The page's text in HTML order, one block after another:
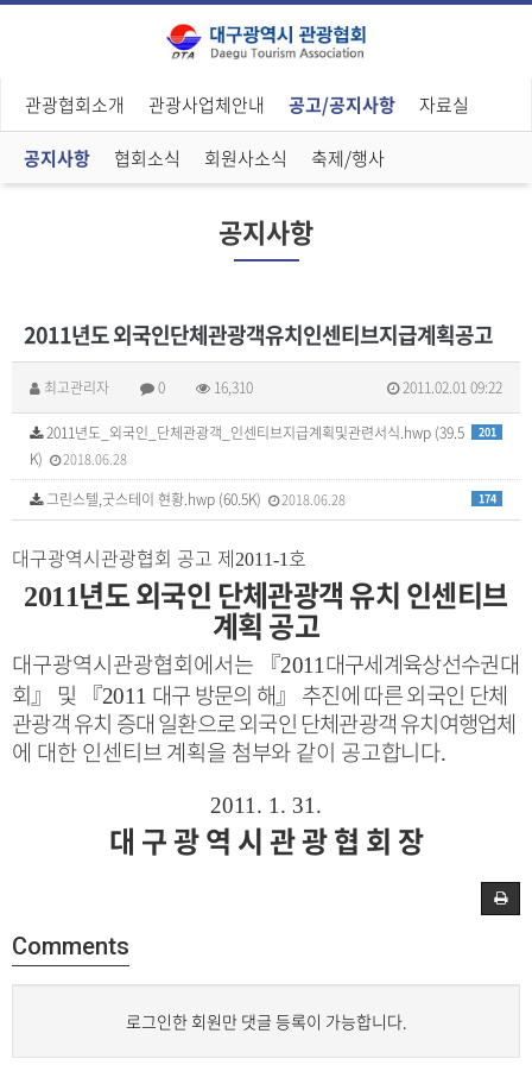
관광협회소개 관광사업체안내 공고/공지사항 자료실
공지사항 협회소식 회원사소식 축제/행사
공지사항
2011년도 외국인단체관광객유치인센티브지급계획공고
최고관리자 0 16,310 2011.02.01 09:22
201
2011년도_외국인_단체관광객_인센티브지급계획및관련서식.hwp (39.5
K)
2018.06.28
174
그린스텔,굿스테이 현황.hwp (60.5K) 2018.06.28
대구광역시관광협회 공고 제2011-1 호
2011년도 외국인 단체관광객 유치 인센티브
계획 공고
대구광역시관광협회에서는 『2011대구세계육상선수권대
회』 및 『2011 대구 방문의 해』 추진에 따른 외국인 단체
관광객 유치 증대 일환으로 외국인 단체관광객 유치여행업체
에 대한 인센티브 계획을 첨부와 같이 공고합니다.
2011. 1. 31.
대 구 광 역 시 관 광 협 회 장
Comments
로그인한 회원만 댓글 등록이 가능합니다.